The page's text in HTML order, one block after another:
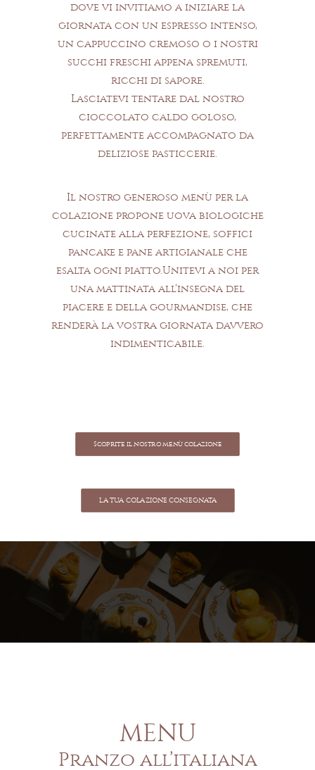
dove vi invitiamo a iniziare la
giornata con un espresso intenso,
un cappuccino cremoso o i nostri
succhi freschi appena spremuti,
ricchi di sapore.
Lasciatevi tentare dal nostro
cioccolato caldo goloso,
perfettamente accompagnato da
deliziose pasticcerie.
Il nostro generoso menù per la
colazione propone uova biologiche
cucinate alla perfezione, soffici
pancake e pane artigianale che
esalta ogni piatto.Unitevi a noi per
una mattinata all’insegna del
piacere e della gourmandise, che
renderà la vostra giornata davvero
indimenticabile.
Scoprite il nostro menù colazione
LA TUA COLAZIONE CONSEGNATA
MENU
Pranzo all’italiana